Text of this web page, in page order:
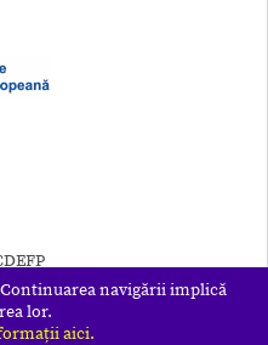
navigării implică
lor.
aici.